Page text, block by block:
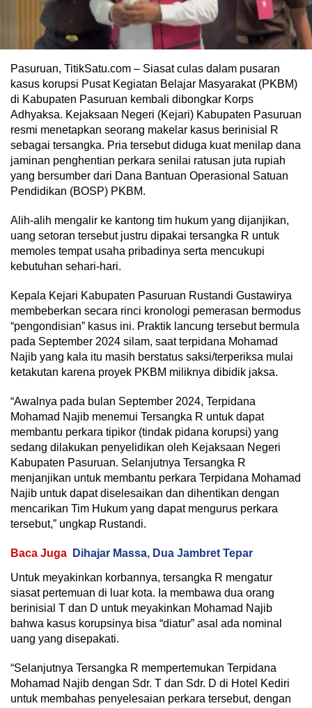
Pasuruan, TitikSatu.com – Siasat culas dalam pusaran
kasus korupsi Pusat Kegiatan Belajar Masyarakat (PKBM)
di Kabupaten Pasuruan kembali dibongkar Korps
Adhyaksa. Kejaksaan Negeri (Kejari) Kabupaten Pasuruan
resmi menetapkan seorang makelar kasus berinisial R
sebagai tersangka. Pria tersebut diduga kuat menilap dana
jaminan penghentian perkara senilai ratusan juta rupiah
yang bersumber dari Dana Bantuan Operasional Satuan
Pendidikan (BOSP) PKBM.
Alih-alih mengalir ke kantong tim hukum yang dijanjikan,
uang setoran tersebut justru dipakai tersangka R untuk
memoles tempat usaha pribadinya serta mencukupi
kebutuhan sehari-hari.
Kepala Kejari Kabupaten Pasuruan Rustandi Gustawirya
membeberkan secara rinci kronologi pemerasan bermodus
“pengondisian” kasus ini. Praktik lancung tersebut bermula
pada September 2024 silam, saat terpidana Mohamad
Najib yang kala itu masih berstatus saksi/terperiksa mulai
ketakutan karena proyek PKBM miliknya dibidik jaksa.
“Awalnya pada bulan September 2024, Terpidana
Mohamad Najib menemui Tersangka R untuk dapat
membantu perkara tipikor (tindak pidana korupsi) yang
sedang dilakukan penyelidikan oleh Kejaksaan Negeri
Kabupaten Pasuruan. Selanjutnya Tersangka R
menjanjikan untuk membantu perkara Terpidana Mohamad
Najib untuk dapat diselesaikan dan dihentikan dengan
mencarikan Tim Hukum yang dapat mengurus perkara
tersebut,” ungkap Rustandi.
Baca Juga Dihajar Massa, Dua Jambret Tepar
Untuk meyakinkan korbannya, tersangka R mengatur
siasat pertemuan di luar kota. Ia membawa dua orang
berinisial T dan D untuk meyakinkan Mohamad Najib
bahwa kasus korupsinya bisa “diatur” asal ada nominal
uang yang disepakati.
“Selanjutnya Tersangka R mempertemukan Terpidana
Mohamad Najib dengan Sdr. T dan Sdr. D di Hotel Kediri
untuk membahas penyelesaian perkara tersebut, dengan